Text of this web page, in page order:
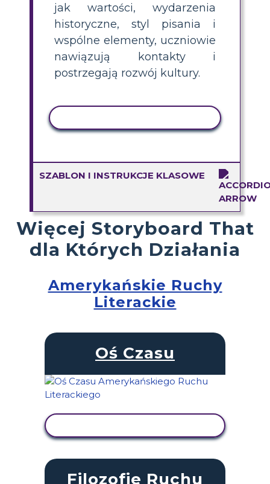
jak wartości, wydarzenia
historyczne, styl pisania i
wspólne elementy, uczniowie
nawiązują kontakty i
postrzegają rozwój kultury.
SZABLON I INSTRUKCJE KLASOWE
Więcej Storyboard That
dla Których Działania
Amerykańskie Ruchy
Literackie
Oś Czasu
Filozofie Ruchu